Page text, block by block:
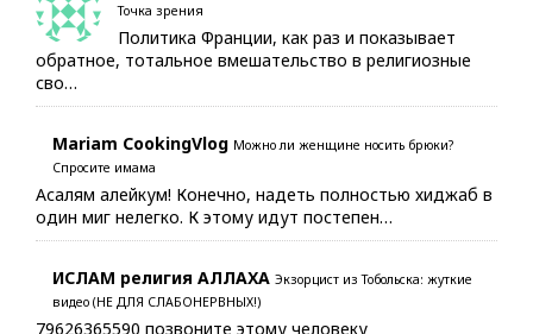
Точка зрения
Политика Франции, как раз и показывает
обратное, тотальное вмешательство в религиозные
сво…
Mariam CookingVlog Можно ли женщине носить брюки?
Спросите имама
Асалям алейкум! Конечно, надеть полностью хиджаб в
один миг нелегко. К этому идут постепен…
ИСЛАМ религия АЛЛАХА Экзорцист из Тобольска: жуткие
видео (НЕ ДЛЯ СЛАБОНЕРВНЫХ!)
79626365590 позвоните этому человеку